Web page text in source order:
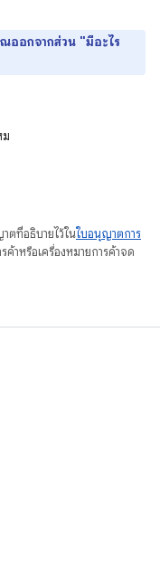
ออกจากส่วน "มีอะไร
ม
ตที่อธิบายไว้ในใบอนุญาตการ
าหรือเครื่องหมายการค้าจด